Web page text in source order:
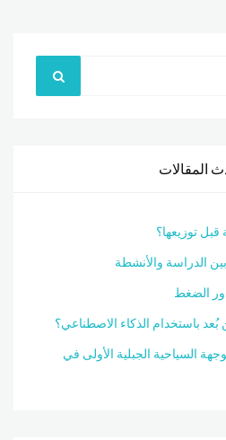
المقالات
توزيعها؟
الدراسة والأنشطة
الضغط
باستخدام الذكاء الاصطناعي؟
السياحية الجبلية الأولى في